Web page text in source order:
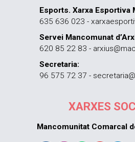
Esports. Xarxa Esportiva
635 636 023 -
Servei Mancomunat
620 85 22 83 -
Secretaria:
96 575 72 37 -
XARXES
Mancomunitat Comarcal